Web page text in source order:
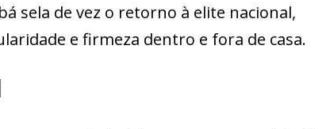
sela de vez o retorno à elite nacional,
e firmeza dentro e fora de casa.